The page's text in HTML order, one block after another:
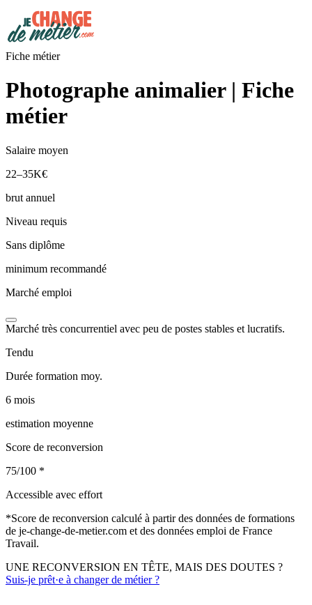
Fiche métier
Photographe animalier | Fiche
métier
Salaire moyen
22–35K€
brut annuel
Niveau requis
Sans diplôme
minimum recommandé
Marché emploi
Marché très concurrentiel avec peu de postes stables et lucratifs.
Tendu
Durée formation moy.
6 mois
estimation moyenne
Score de reconversion
75/100 *
Accessible avec effort
*Score de reconversion calculé à partir des données de formations
de je-change-de-metier.com et des données emploi de France
Travail.
UNE RECONVERSION EN TÊTE, MAIS DES DOUTES ?
Suis-je prêt·e à changer de métier ?